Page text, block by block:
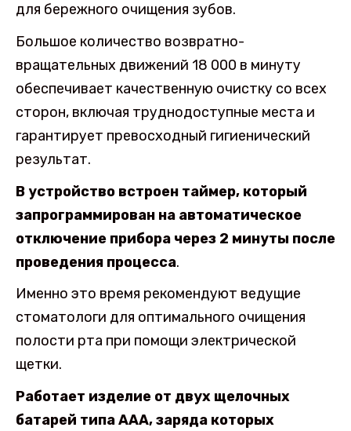
для бережного очищения зубов.
Большое количество возвратно-
вращательных движений 18 000 в минуту
обеспечивает качественную очистку со всех
сторон, включая труднодоступные места и
гарантирует превосходный гигиенический
результат.
В устройство встроен таймер, который
запрограммирован на автоматическое
отключение прибора через 2 минуты после
проведения процесса.
Именно это время рекомендуют ведущие
стоматологи для оптимального очищения
полости рта при помощи электрической
щетки.
Работает изделие от двух щелочных
батарей типа ААА, заряда которых